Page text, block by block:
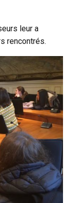
leur a
rencontrés.